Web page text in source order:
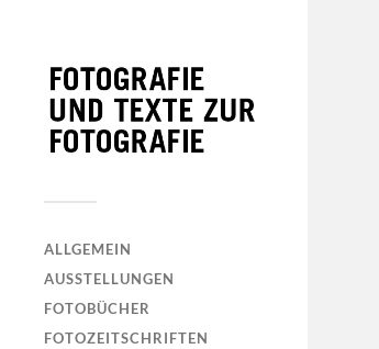
ALLGEMEIN
AUSSTELLUNGEN
FOTOBÜCHER
FOTOZEITSCHRIFTEN